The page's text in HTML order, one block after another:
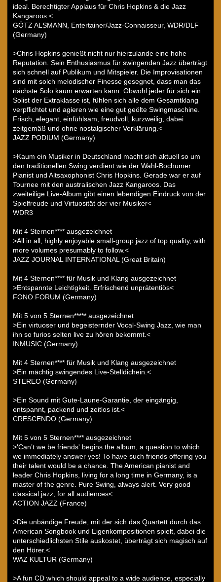
ideal. Berechtigter Applaus für Chris Hopkins & die Jazz
Kangaroos.<
GÖTZ ALSMANN, Entertainer/Jazz-Connaisseur, WDR/DLF
(Germany)
>Chris Hopkins genießt nicht nur hierzulande eine hohe
Reputation. Sein Enthusiasmus für swingenden Jazz überträgt
sich schnell auf Publikum und Mitspieler. Die Improvisationen
sind mit solch melodischer Finesse gesegnet, dass man das
nächste Solo kaum erwarten kann. Obwohl jeder für sich ein
Solist der Extraklasse ist, fühlen sich alle dem Gesamtklang
verpflichtet und agieren wie eine gut geölte Swingmaschine.
Frisch, elegant, einfühlsam, freudvoll, kurzweilig, dabei
zeitgemäß und ohne nostalgischer Verklärung.<
JAZZ PODIUM (Germany)
>Kaum ein Musiker in Deutschland macht sich aktuell so um
den traditionellen Swing verdient wie der Wahl-Bochumer
Pianist und Altsaxophonist Chris Hopkins. Gerade war er auf
Tournee mit den australischen Jazz Kangaroos. Das
zweiteilige Live-Album gibt einen lebendigen Eindruck von der
Spielfreude und Virtuosität der vier Musiker<
WDR3
Mit 4 Sternen**** ausgezeichnet
>All in all, highly enjoyable small-group jazz of top quality, with
more volumes presumably to follow.<
JAZZ JOURNAL INTERNATIONAL (Great Britain)
Mit 4 Sternen**** für Musik und Klang ausgezeichnet
>Entspannte Leichtigkeit. Erfrischend unprätentiös<
FONO FORUM (Germany)
Mit 5 von 5 Sternen***** ausgezeichnet
>Ein virtuoser und begeisternder Vocal-Swing Jazz, wie man
ihn so furios selten live zu hören bekommt.<
INMUSIC (Germany)
Mit 4 Sternen**** für Musik und Klang ausgezeichnet
>Ein mächtig swingendes Live-Stelldichein.<
STEREO (Germany)
>Ein Sound mit Gute-Laune-Garantie, der eingängig,
entspannt, packend und zeitlos ist.<
CRESCENDO (Germany)
Mit 5 von 5 Sternen**** ausgezeichnet
>'Can’t we be friends' begins the album, a question to which
we immediately answer yes! To have such friends offering you
their talent would be a chance. The American pianist and
leader Chris Hopkins, living for a long time in Germany, is a
master of the genre. Pure Swing, always alert. Very good
classical jazz, for all audiences<
ACTION JAZZ (France)
>Die unbändige Freude, mit der sich das Quartett durch das
American Songbook und Eigenkompositionen spielt, dabei die
unterschiedlichsten Stile auskostet, überträgt sich magisch auf
den Hörer.<
WAZ KULTUR (Germany)
>A fun CD which should appeal to a wide audience, especially